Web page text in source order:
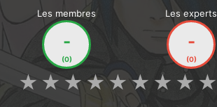
Les membres
-
(0)
Les experts
-
(0)
★
★
★
★
★
★
★
★
★